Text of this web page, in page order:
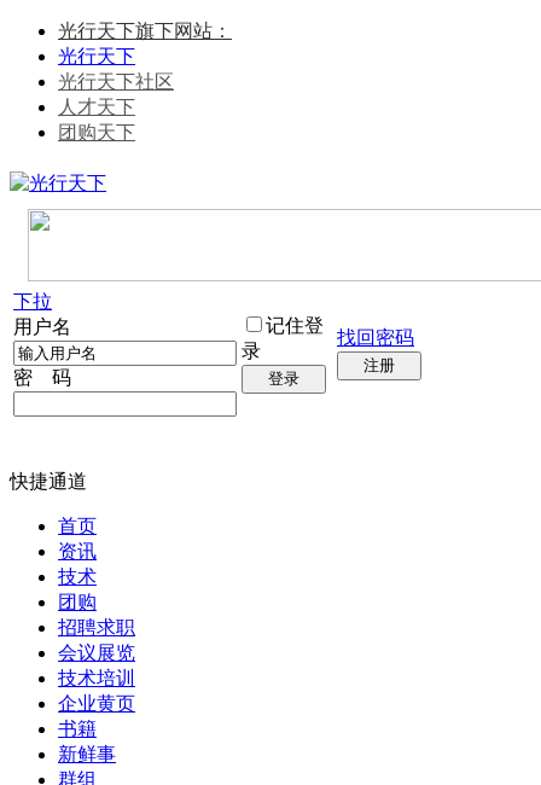
光行天下旗下网站：
光行天下
光行天下社区
人才天下
团购天下
下拉
用户名
密 码
记住登
录
登录
找回密码
注册
快捷通道
首页
资讯
技术
团购
招聘求职
会议展览
技术培训
企业黄页
书籍
新鲜事
群组